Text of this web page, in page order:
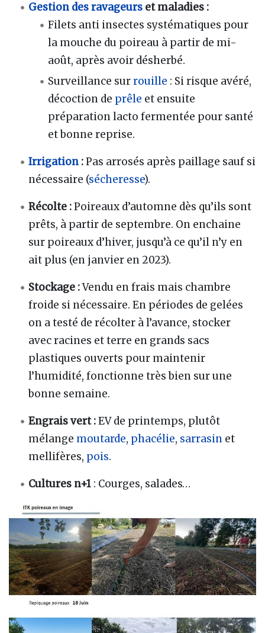
Gestion des ravageurs et maladies :
Filets anti insectes systématiques pour
la mouche du poireau à partir de mi-
août, après avoir désherbé.
Surveillance surrouille : Si risque avéré,
décoction de prêle et ensuite
préparation lacto fermentée pour santé
et bonne reprise.
Irrigation :Pas arrosés après paillage sauf si
nécessaire (sécheresse).
Récolte :Poireaux d’automne dès qu’ils sont
prêts, à partir de septembre. On enchaine
sur poireaux d’hiver, jusqu’à ce qu’il n’y en
ait plus (en janvier en 2023).
Stockage :Vendu en frais mais chambre
froide si nécessaire. En périodes de gelées
on a testé de récolter à l’avance, stocker
avec racines et terre en grands sacs
plastiques ouverts pour maintenir
l’humidité, fonctionne très bien sur une
bonne semaine.
Engrais vert :EV de printemps, plutôt
mélange moutarde, phacélie, sarrasin et
mellifères, pois.
Cultures n+1 : Courges, salades…